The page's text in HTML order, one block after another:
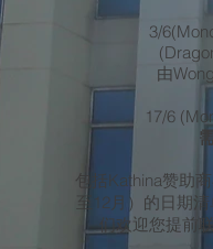
3/
由
17/6
包括Kathina赞助
至12月）的日期
们欢迎您提前